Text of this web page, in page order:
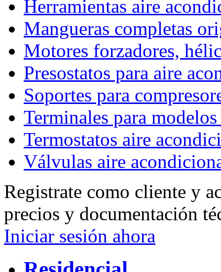
Herramientas aire
Mangueras completas
Motores forzadores,
Presostatos para aire
Soportes para
Terminales para
Termostatos aire
Válvulas aire
Registrate como cliente y
precios y documentación
Iniciar sesión ahora